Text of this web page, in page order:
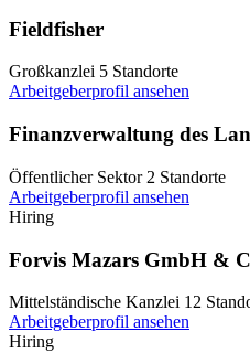
Fieldfisher
Großkanzlei 5 Standorte
Arbeitgeberprofil ansehen
Finanzverwaltung des
Öffentlicher Sektor 2 Standorte
Arbeitgeberprofil ansehen
Hiring
Forvis Mazars GmbH &
Mittelständische Kanzlei 12
Arbeitgeberprofil ansehen
Hiring